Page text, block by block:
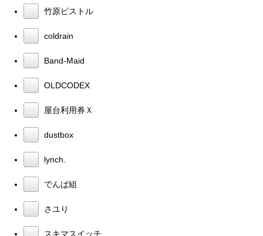
竹原ピストル
coldrain
Band-Maid
OLDCODEX
屋台利用券Ｘ
dustbox
lynch.
でんぱ組
さユり
スキマスイッチ